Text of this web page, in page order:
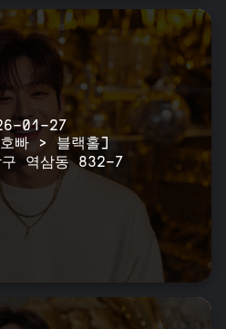
01-27
빠 > 블랙홀]
구 역삼동 832-7